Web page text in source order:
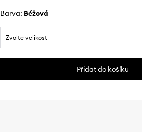
Barva: béžová
Zvolte velikost
Přidat do košíku